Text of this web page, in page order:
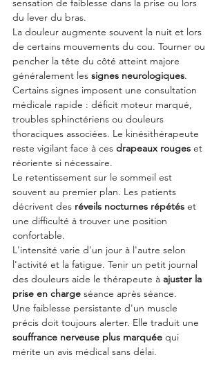
sensation de faiblesse dans la prise ou lors
du lever du bras.
La douleur augmente souvent la nuit et lors
de certains mouvements du cou. Tourner ou
pencher la tête du côté atteint majore
généralement les signes neurologiques.
Certains signes imposent une consultation
médicale rapide : déficit moteur marqué,
troubles sphinctériens ou douleurs
thoraciques associées. Le kinésithérapeute
reste vigilant face à ces drapeaux rouges et
réoriente si nécessaire.
Le retentissement sur le sommeil est
souvent au premier plan. Les patients
décrivent des réveils nocturnes répétés et
une difficulté à trouver une position
confortable.
L'intensité varie d'un jour à l'autre selon
l'activité et la fatigue. Tenir un petit journal
des douleurs aide le thérapeute à ajuster la
prise en charge séance après séance.
Une faiblesse persistante d'un muscle
précis doit toujours alerter. Elle traduit une
souffrance nerveuse plus marquée qui
mérite un avis médical sans délai.